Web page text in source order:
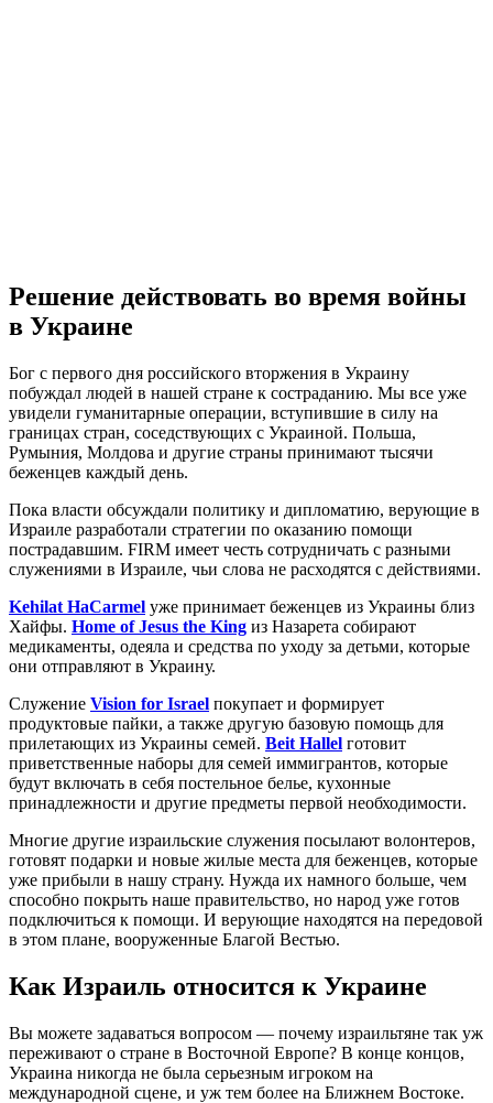
Решение действовать во время войны
в Украине
Бог с первого дня российского вторжения в Украину
побуждал людей в нашей стране к состраданию. Мы все уже
увидели гуманитарные операции, вступившие в силу на
границах стран, соседствующих с Украиной. Польша,
Румыния, Молдова и другие страны принимают тысячи
беженцев каждый день.
Пока власти обсуждали политику и дипломатию, верующие в
Израиле разработали стратегии по оказанию помощи
пострадавшим. FIRM имеет честь сотрудничать с разными
служениями в Израиле, чьи слова не расходятся с действиями.
Kehilat HaCarmel уже принимает беженцев из Украины близ
Хайфы. Home of Jesus the King из Назарета собирают
медикаменты, одеяла и средства по уходу за детьми, которые
они отправляют в Украину.
Служение Vision for Israel покупает и формирует
продуктовые пайки, а также другую базовую помощь для
прилетающих из Украины семей. Beit Hallel готовит
приветственные наборы для семей иммигрантов, которые
будут включать в себя постельное белье, кухонные
принадлежности и другие предметы первой необходимости.
Многие другие израильские служения посылают волонтеров,
готовят подарки и новые жилые места для беженцев, которые
уже прибыли в нашу страну. Нужда их намного больше, чем
способно покрыть наше правительство, но народ уже готов
подключиться к помощи. И верующие находятся на передовой
в этом плане, вооруженные Благой Вестью.
Как Израиль относится к Украине
Вы можете задаваться вопросом — почему израильтяне так уж
переживают о стране в Восточной Европе? В конце концов,
Украина никогда не была серьезным игроком на
международной сцене, и уж тем более на Ближнем Востоке.